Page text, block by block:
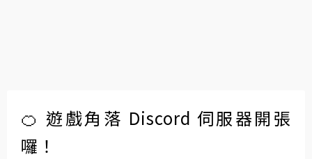
🍊 遊戲角落 Discord 伺服器開張
囉！